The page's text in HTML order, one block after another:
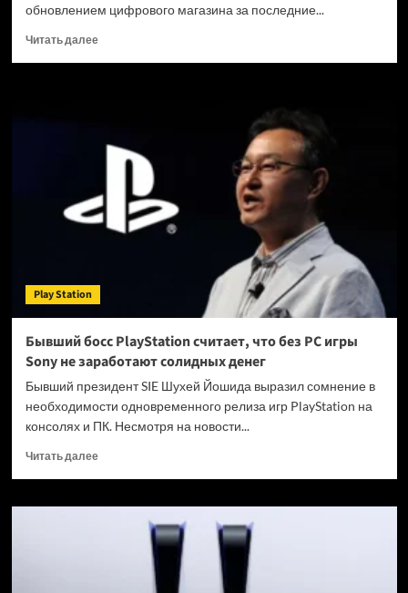
акция
Days
обновлением цифрового магазина за последние...
Читать далееПрочитать
тестирует
масштабный
PlayStation
Store
Play Station
Бывший босс PlayStation считает, что без PC игры
Sony не заработают солидных денег
Бывший президент SIE Шухей Йошида выразил сомнение в
необходимости одновременного релиза игр PlayStation на
консолях и ПК. Несмотря на новости...
Читать далееПрочитать
Бывший
PlayStation